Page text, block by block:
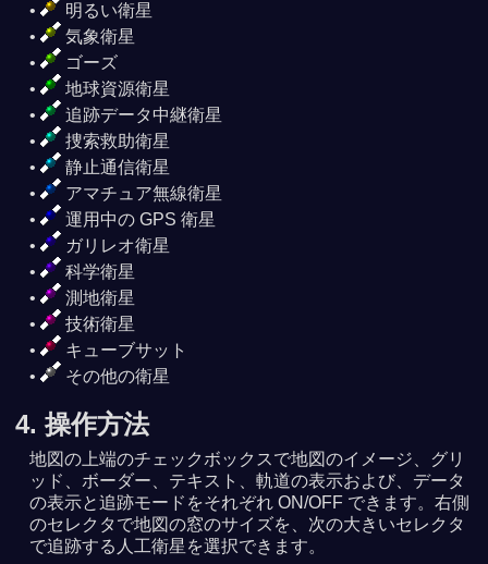
明るい衛星
気象衛星
ゴーズ
地球資源衛星
追跡データ中継衛星
捜索救助衛星
静止通信衛星
アマチュア無線衛星
運用中の GPS 衛星
ガリレオ衛星
科学衛星
測地衛星
技術衛星
キューブサット
その他の衛星
4. 操作方法
地図の上端のチェックボックスで地図のイメージ、グリ
ッド、ボーダー、テキスト、軌道の表示および、データ
の表示と追跡モードをそれぞれ ON/OFF できます。右側
のセレクタで地図の窓のサイズを、次の大きいセレクタ
で追跡する人工衛星を選択できます。